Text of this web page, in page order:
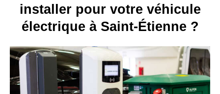
installer pour votre véhicule
électrique à Saint-Étienne ?